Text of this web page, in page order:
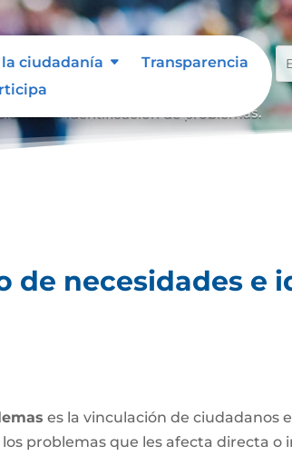
ciudadanía
Transparencia
e identificación de problemas.
de necesidades e
es la vinculación de ciudadanos
problemas que les afecta directa